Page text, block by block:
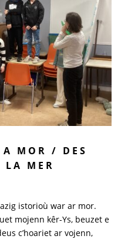
MOR / DES
LA MER
istorioù war ar mor.
mojenn kêr-Ys, beuzet e
c’hoariet ar vojenn,